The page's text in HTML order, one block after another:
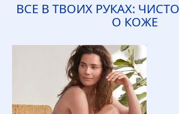
ВСЕ В ТВОИХ РУКАХ:
О КОЖЕ